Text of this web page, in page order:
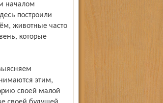
началом
построили
животные часто
которые
этим,
своей малой